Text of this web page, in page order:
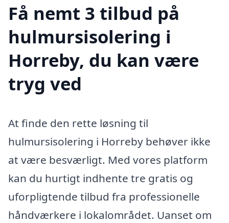
Få nemt 3 tilbud på
hulmursisolering i
Horreby, du kan være
tryg ved
At finde den rette løsning til
hulmursisolering i Horreby behøver ikke
at være besværligt. Med vores platform
kan du hurtigt indhente tre gratis og
uforpligtende tilbud fra professionelle
håndværkere i lokalområdet. Uanset om